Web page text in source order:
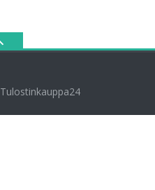
Tulostinkauppa24